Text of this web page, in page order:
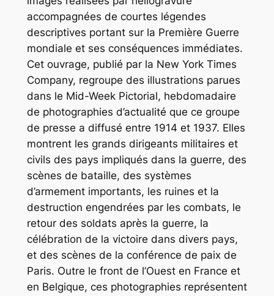
accompagnées de courtes légendes
descriptives portant sur la Première Guerre
mondiale et ses conséquences immédiates.
Cet ouvrage, publié par la New York Times
Company, regroupe des illustrations parues
dans le Mid-Week Pictorial, hebdomadaire
de photographies d’actualité que ce groupe
de presse a diffusé entre 1914 et 1937. Elles
montrent les grands dirigeants militaires et
civils des pays impliqués dans la guerre, des
scènes de bataille, des systèmes
d’armement importants, les ruines et la
destruction engendrées par les combats, le
retour des soldats après la guerre, la
célébration de la victoire dans divers pays,
et des scènes de la conférence de paix de
Paris. Outre le front de l’Ouest en France et
en Belgique, ces photographies représentent